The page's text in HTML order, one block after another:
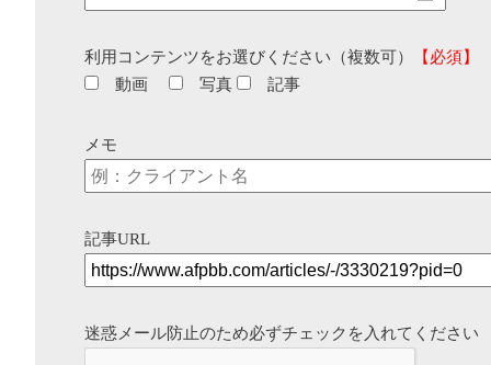
利用コンテンツをお選びください（複数可）
【必須】
動画
写真 記事
メモ
記事URL
迷惑メール防止のため必ずチェックを入れてください